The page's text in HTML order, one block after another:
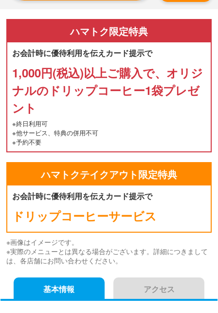
ハマトク限定特典
お会計時に優待利用を伝えカード提示で
1,000円(税込)以上ご購入で、オリジ
ナルのドリップコーヒー1袋プレゼ
ント
※終日利用可
※他サービス、特典の併用不可
※予約不要
ハマトクテイクアウト限定特典
お会計時に優待利用を伝えカード提示で
ドリップコーヒーサービス
※画像はイメージです。
※実際のメニューとは異なる場合がございます。詳細につきまして
は、各店舗にお問い合わせください。
基本情報 アクセス